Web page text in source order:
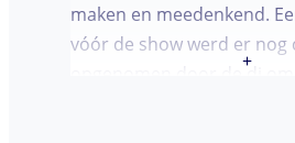
maken en meedenkend.
vóór de show werd er nog
opgenomen door de dj om
+